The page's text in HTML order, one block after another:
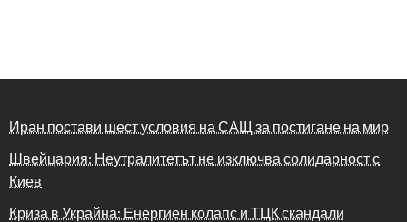
Иран постави шест условия на САЩ за постигане на мир
Швейцария: Неутралитетът не изключва солидарност с
Киев
Криза в Украйна: Енергиен колапс и ТЦК скандали